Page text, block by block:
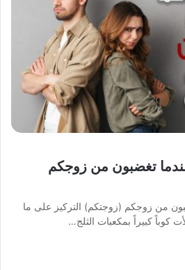
تغضبون من زوجكم
من زوجكم (زوجتكم) التركيز على ما
كبيراً بمكعبات الثلج…